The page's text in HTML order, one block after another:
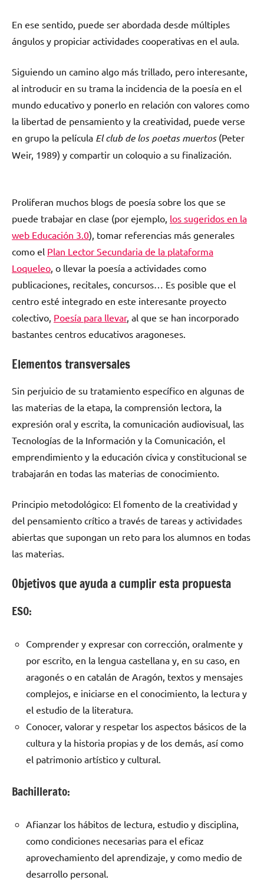
En ese sentido, puede ser abordada desde múltiples
ángulos y propiciar actividades cooperativas en el aula.
Siguiendo un camino algo más trillado, pero interesante,
al introducir en su trama la incidencia de la poesía en el
mundo educativo y ponerlo en relación con valores como
la libertad de pensamiento y la creatividad, puede verse
en grupo la película El club de los poetas muertos(Peter
Weir, 1989) y compartir un coloquio a su finalización.
Proliferan muchos blogs de poesía sobre los que se
puede trabajar en clase (por ejemplo, los sugeridos en la
web Educación 3.0), tomar referencias más generales
como el Plan Lector Secundaria de la plataforma
Loqueleo , o llevar la poesía a actividades como
publicaciones, recitales, concursos… Es posible que el
centro esté integrado en este interesante proyecto
colectivo, Poesía para llevar, al que se han incorporado
bastantes centros educativos aragoneses.
Elementos transversales
Sin perjuicio de su tratamiento específico en algunas de
las materias de la etapa, la comprensión lectora, la
expresión oral y escrita, la comunicación audiovisual, las
Tecnologías de la Información y la Comunicación, el
emprendimiento y la educación cívica y constitucional se
trabajarán en todas las materias de conocimiento.
Principio metodológico: El fomento de la creatividad y
del pensamiento crítico a través de tareas y actividades
abiertas que supongan un reto para los alumnos en todas
las materias.
Objetivos que ayuda a cumplir esta propuesta
ESO:
Comprender y expresar con corrección, oralmente y
por escrito, en la lengua castellana y, en su caso, en
aragonés o en catalán de Aragón, textos y mensajes
complejos, e iniciarse en el conocimiento, la lectura y
el estudio de la literatura.
Conocer, valorar y respetar los aspectos básicos de la
cultura y la historia propias y de los demás, así como
el patrimonio artístico y cultural.
Bachillerato:
Afianzar los hábitos de lectura, estudio y disciplina,
como condiciones necesarias para el eficaz
aprovechamiento del aprendizaje, y como medio de
desarrollo personal.